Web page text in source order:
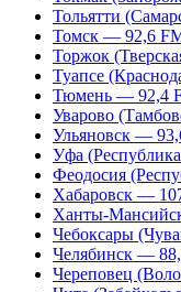
Тольятти
Томск — 92,6
Торжок
Туапсе
Тюмень — 92,4
Уварово
Ульяновск —
Уфа
Феодосия
Хабаровск —
Ханты-
Чебоксары
Челябинск —
Череповец